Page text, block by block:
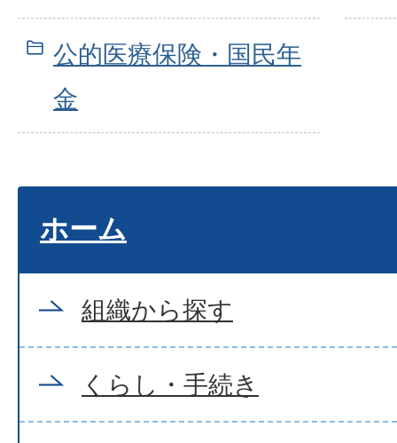
公的医療保険・国民年
金
ホーム
組織から探す
くらし・手続き